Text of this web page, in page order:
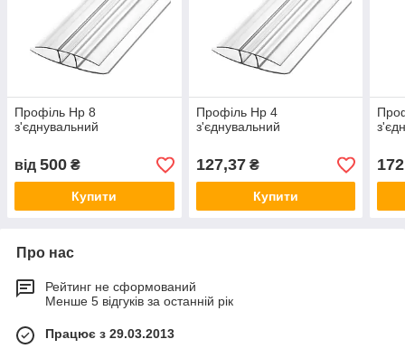
Профіль Нр 8
з'єднувальний
від 500 ₴
Купити
Профіль Нр 4
з'єднувальний
127,37₴
Купити
172
Про нас
Рейтинг не сформований
Менше 5 відгуків за останній рік
Працює з 29.03.2013